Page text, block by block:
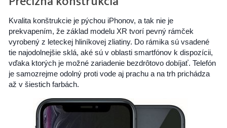
Kvalita konštrukcie je pýchou iPhonov, a tak nie je
prekvapením, že základ modelu XR tvorí pevný rámček
vyrobený z leteckej hliníkovej zliatiny. Do rámika sú vsadené
tie najodolnejšie sklá, aké sú v oblasti smartfónov k dispozícii,
vďaka ktorých je možné zariadenie bezdrôtovo dobíjať. Telefón
je samozrejme odolný proti vode aj prachu a na trh prichádza
až v šiestich farbách.